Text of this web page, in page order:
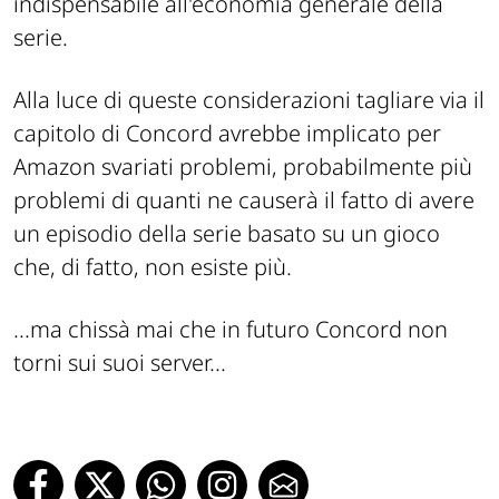
serie.
Alla luce di queste considerazioni tagliare via il
capitolo di Concord avrebbe implicato per
Amazon svariati problemi, probabilmente più
problemi di quanti ne causerà il fatto di avere
un episodio della serie basato su un gioco
che, di fatto, non esiste più.
...ma chissà mai che in futuro Concord non
torni sui suoi server...